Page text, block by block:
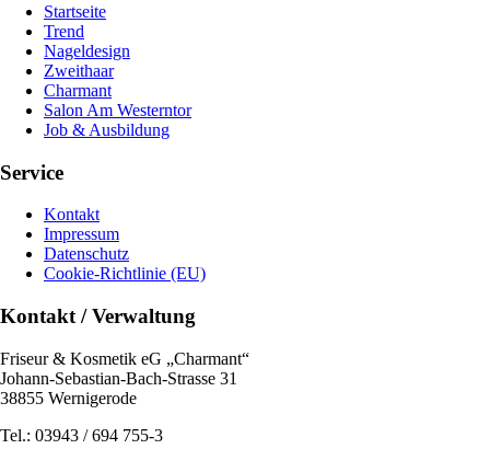
Startseite
Trend
Nageldesign
Zweithaar
Charmant
Salon Am Westerntor
Job & Ausbildung
Service
Kontakt
Impressum
Datenschutz
Cookie-Richtlinie (EU)
Kontakt / Verwaltung
Friseur & Kosmetik eG „Charmant“
Johann-Sebastian-Bach-Strasse 31
38855 Wernigerode
Tel.: 03943 / 694 755-3